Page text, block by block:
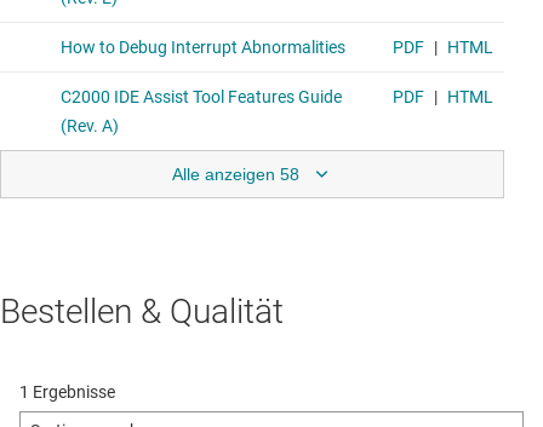
Alle anzeigen 58
Bestellen & Qualität